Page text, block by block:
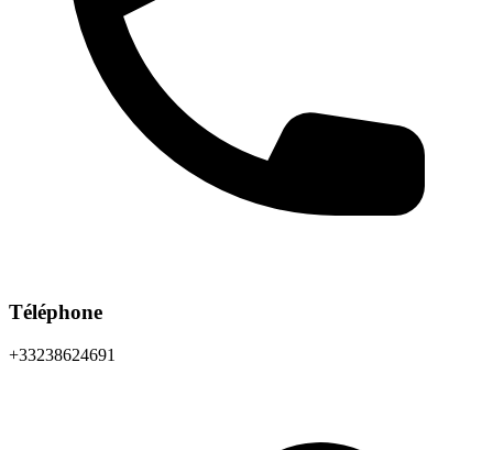
Téléphone
+33238624691